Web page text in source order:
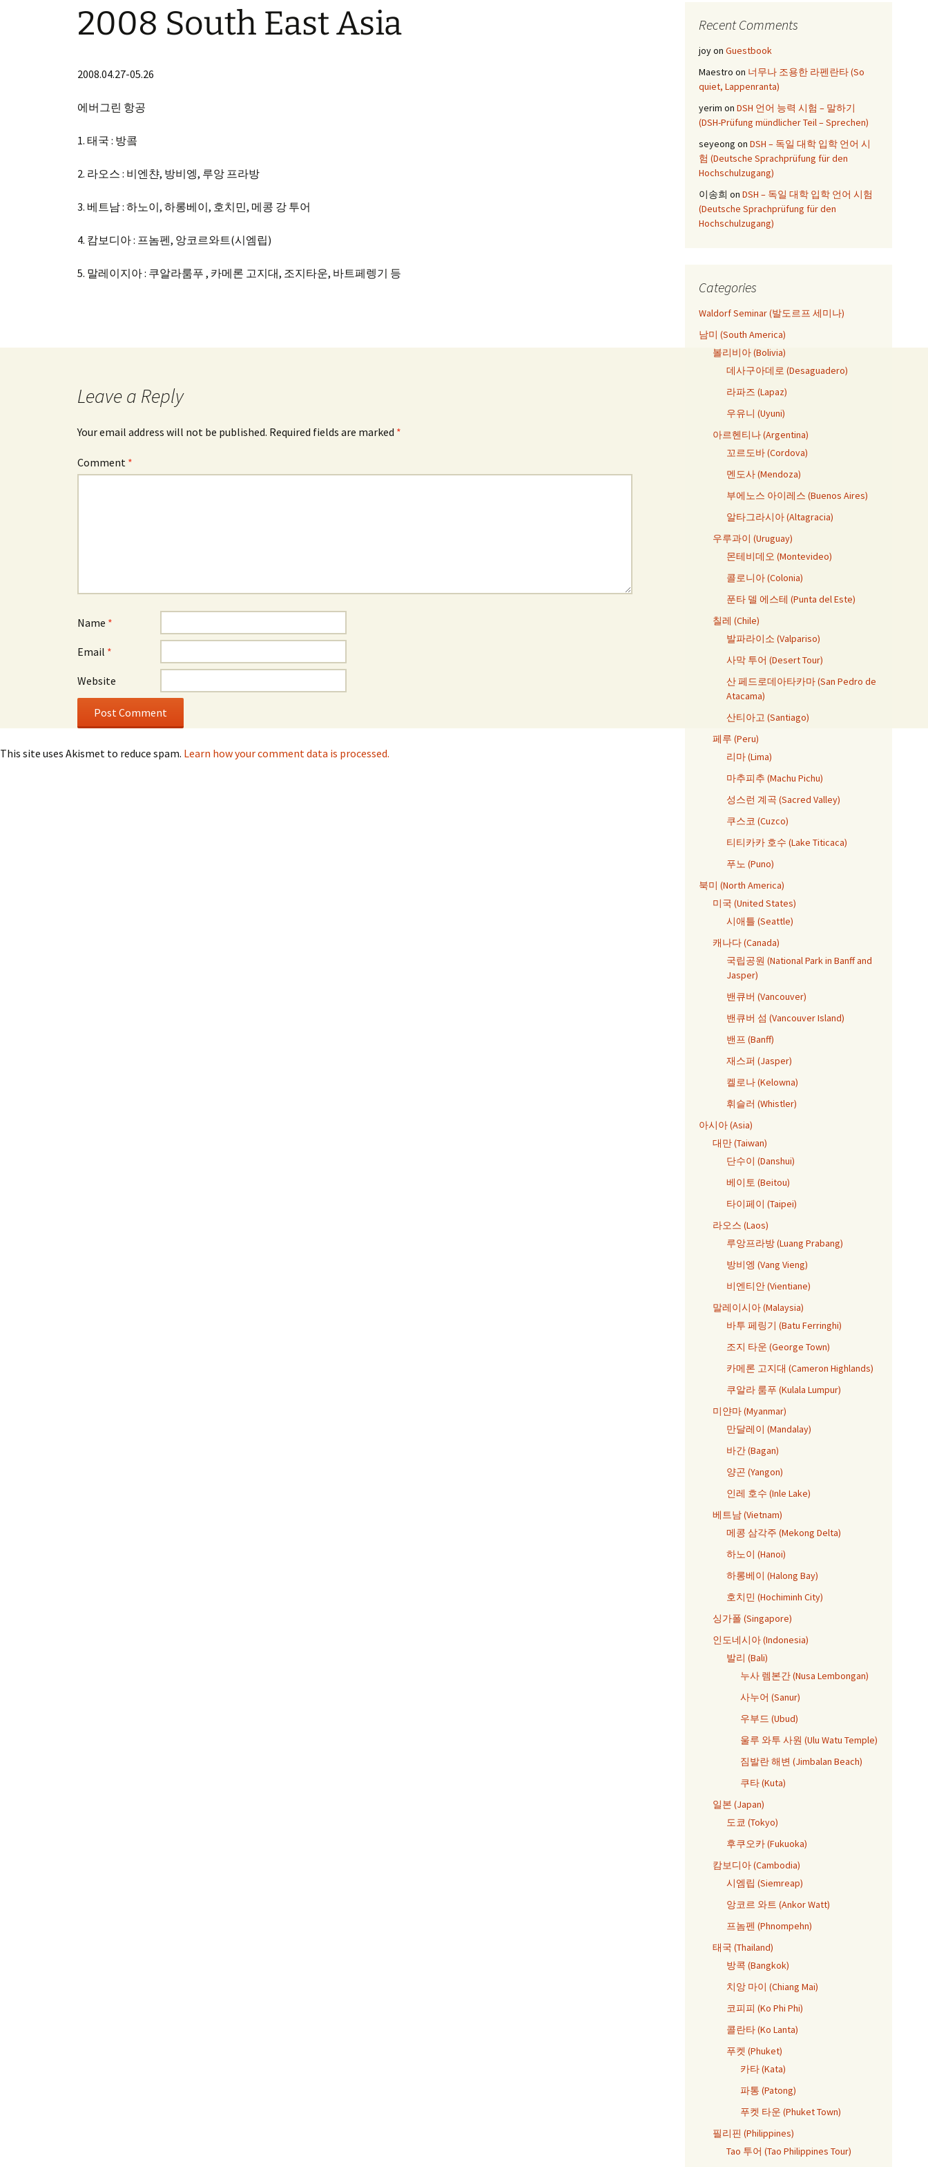
2008 South East Asia
2008.04.27-05.26
에버그린 항공
1. 태국 : 방콬
2. 라오스 : 비엔챤, 방비엥, 루앙 프라방
3. 베트남 : 하노이, 하롱베이, 호치민, 메콩 강 투어
4. 캄보디아 : 프놈펜, 앙코르와트(시엠립)
5. 말레이지아 : 쿠알라룸푸 , 카메론 고지대, 조지타운, 바트페렝기 등
Leave a Reply
Your email address will not be published. Required fields are marked *
Comment *
Name *
Email *
Website
This site uses Akismet to reduce spam. Learn how your comment data is processed.
Recent Comments
joyon Guestbook
Maestro on 너무나 조용한 라펜란타 (So
quiet, Lappenranta)
yerim on DSH 언어 능력 시험 – 말하기
(DSH-Prüfung mündlicher Teil – Sprechen)
seyeong on DSH – 독일 대학 입학 언어 시
험 (Deutsche Sprachprüfung für den
Hochschulzugang)
이송희 on DSH – 독일 대학 입학 언어 시험
(Deutsche Sprachprüfung für den
Hochschulzugang)
Categories
Waldorf Seminar (발도르프 세미나)
남미 (South America)
볼리비아 (Bolivia)
데사구아데로 (Desaguadero)
라파즈 (Lapaz)
우유니 (Uyuni)
아르헨티나 (Argentina)
꼬르도바 (Cordova)
멘도사 (Mendoza)
부에노스 아이레스 (Buenos Aires)
알타그라시아 (Altagracia)
우루과이 (Uruguay)
몬테비데오 (Montevideo)
콜로니아 (Colonia)
푼타 델 에스테 (Punta del Este)
칠레 (Chile)
발파라이소 (Valpariso)
사막 투어 (Desert Tour)
산 페드로데아타카마 (San Pedro de
Atacama)
산티아고 (Santiago)
페루 (Peru)
리마 (Lima)
마추피추 (Machu Pichu)
성스런 계곡 (Sacred Valley)
쿠스코 (Cuzco)
티티카카 호수 (Lake Titicaca)
푸노 (Puno)
북미 (North America)
미국 (United States)
시애틀 (Seattle)
캐나다 (Canada)
국립공원 (National Park in Banff and
Jasper)
밴큐버 (Vancouver)
밴큐버 섬 (Vancouver Island)
밴프 (Banff)
재스퍼 (Jasper)
켈로나 (Kelowna)
휘슬러 (Whistler)
아시아 (Asia)
대만 (Taiwan)
단수이 (Danshui)
베이토 (Beitou)
타이페이 (Taipei)
라오스 (Laos)
루앙프라방 (Luang Prabang)
방비엥 (Vang Vieng)
비엔티안 (Vientiane)
말레이시아 (Malaysia)
바투 페링기 (Batu Ferringhi)
조지 타운 (George Town)
카메론 고지대 (Cameron Highlands)
쿠알라 룸푸 (Kulala Lumpur)
미얀마 (Myanmar)
만달레이 (Mandalay)
바간 (Bagan)
양곤 (Yangon)
인레 호수 (Inle Lake)
베트남 (Vietnam)
메콩 삼각주 (Mekong Delta)
하노이 (Hanoi)
하롱베이 (Halong Bay)
호치민 (Hochiminh City)
싱가폴 (Singapore)
인도네시아 (Indonesia)
발리 (Bali)
누사 렘본간 (Nusa Lembongan)
사누어 (Sanur)
우부드 (Ubud)
울루 와투 사원 (Ulu Watu Temple)
짐발란 해변 (Jimbalan Beach)
쿠타 (Kuta)
일본 (Japan)
도쿄 (Tokyo)
후쿠오카 (Fukuoka)
캄보디아 (Cambodia)
시엠립 (Siemreap)
앙코르 와트 (Ankor Watt)
프놈펜 (Phnompehn)
태국 (Thailand)
방콕 (Bangkok)
치앙 마이 (Chiang Mai)
코피피 (Ko Phi Phi)
콜란타 (Ko Lanta)
푸켓 (Phuket)
카타 (Kata)
파통 (Patong)
푸켓 타운 (Phuket Town)
필리핀 (Philippines)
Tao 투어 (Tao Philippines Tour)